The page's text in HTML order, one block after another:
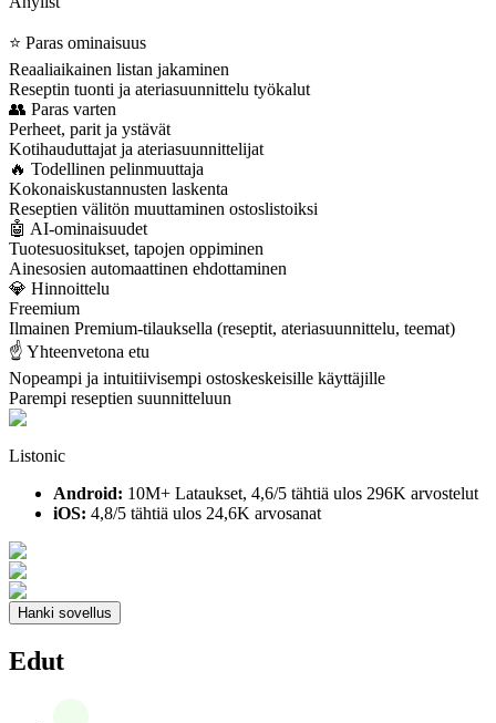
⭐ Paras ominaisuus
Reaaliaikainen listan jakaminen
Reseptin tuonti ja ateriasuunnittelu työkalut
👥 Paras varten
Perheet, parit ja ystävät
Kotihauduttajat ja ateriasuunnittelijat
🔥 Todellinen pelinmuuttaja
Kokonaiskustannusten laskenta
Reseptien välitön muuttaminen ostoslistoiksi
🤖 AI-ominaisuudet
Tuotesuositukset, tapojen oppiminen
Ainesosien automaattinen ehdottaminen
💎 Hinnoittelu
Freemium
Ilmainen Premium-tilauksella (reseptit, ateriasuunnittelu, teemat)
☝️ Yhteenvetona etu
Nopeampi ja intuitiivisempi ostoskeskeisille käyttäjille
Parempi reseptien suunnitteluun
Listonic
Android: 10M+ Lataukset, 4,6/5 tähtiä ulos 296K arvostelut
iOS: 4,8/5 tähtiä ulos 24,6K arvosanat
Hanki sovellus
Edut